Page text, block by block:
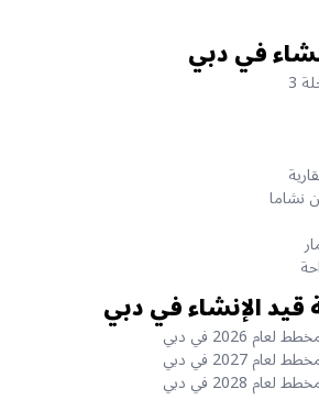
في دبي
3
نشاما
الإنشاء في دبي
2026 في دبي
2027 في دبي
2028 في دبي